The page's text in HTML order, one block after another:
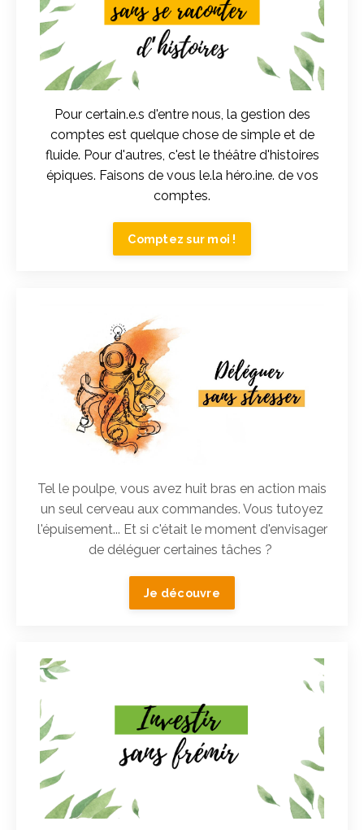
Pour certain.e.s d'entre nous, la gestion des
comptes est quelque chose de simple et de
fluide. Pour d'autres, c'est le théâtre d'histoires
épiques. Faisons de vous le.la héro.ine. de vos
comptes.
Comptez sur moi !
Tel le poulpe, vous avez huit bras en action mais
un seul cerveau aux commandes. Vous tutoyez
l'épuisement... Et si c'était le moment d'envisager
de déléguer certaines tâches ?
Je découvre